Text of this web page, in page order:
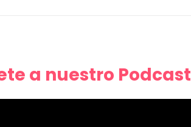
a nuestro Podcast